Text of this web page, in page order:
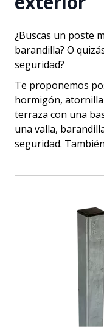
¿Buscas un poste
barandilla? O
seguridad?
Te proponemos
hormigón,
terraza con una
una valla,
seguridad.